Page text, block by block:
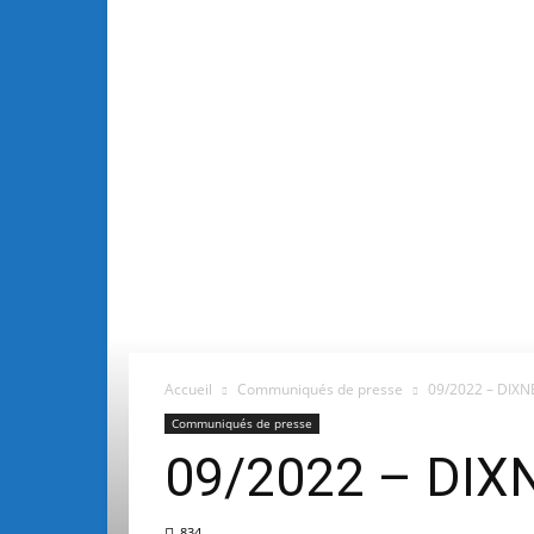
Accueil Communiqués de presse 09/2022 –
Communiqués de presse
09/2022 –